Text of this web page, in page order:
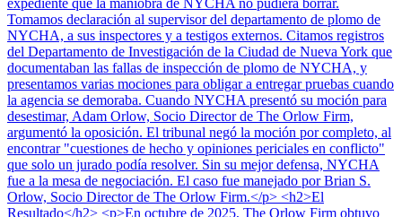
Tomamos declaración al supervisor del departamento de plomo de
NYCHA, a sus inspectores y a testigos externos. Citamos registros
del Departamento de Investigación de la Ciudad de Nueva York que
documentaban las fallas de inspección de plomo de NYCHA, y
presentamos varias mociones para obligar a entregar pruebas cuando
la agencia se demoraba. Cuando NYCHA presentó su moción para
desestimar, Adam Orlow, Socio Director de The Orlow Firm,
argumentó la oposición. El tribunal negó la moción por completo, al
encontrar "cuestiones de hecho y opiniones periciales en conflicto"
que solo un jurado podía resolver. Sin su mejor defensa, NYCHA
fue a la mesa de negociación. El caso fue manejado por Brian S.
Orlow, Socio Director de The Orlow Firm.</p> <h2>El
Resultado</h2> <p>En octubre de 2025, The Orlow Firm obtuvo